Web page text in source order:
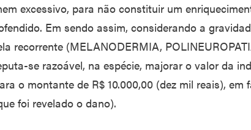
excessivo, para não constituir um
Em sendo assim, considerando a
recorrente (MELANODERMIA,
se razoável, na espécie, majorar o valor da
o montante de R$ 10.000,00 (dez mil reais), em
foi revelado o dano).